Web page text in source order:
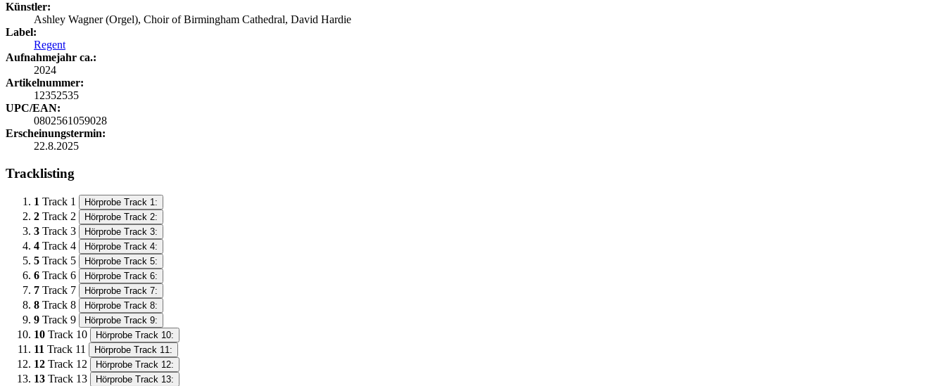
Künstler:
Ashley Wagner (Orgel), Choir of Birmingham Cathedral, David Hardie
Label:
Regent
Aufnahmejahr ca.:
2024
Artikelnummer:
12352535
UPC/EAN:
0802561059028
Erscheinungstermin:
22.8.2025
Tracklisting
1 Track 1 Hörprobe Track 1:
2 Track 2 Hörprobe Track 2:
3 Track 3 Hörprobe Track 3:
4 Track 4 Hörprobe Track 4:
5 Track 5 Hörprobe Track 5:
6 Track 6 Hörprobe Track 6:
7 Track 7 Hörprobe Track 7:
8 Track 8 Hörprobe Track 8:
9 Track 9 Hörprobe Track 9:
10 Track 10 Hörprobe Track 10:
11 Track 11 Hörprobe Track 11:
12 Track 12 Hörprobe Track 12:
13 Track 13 Hörprobe Track 13: